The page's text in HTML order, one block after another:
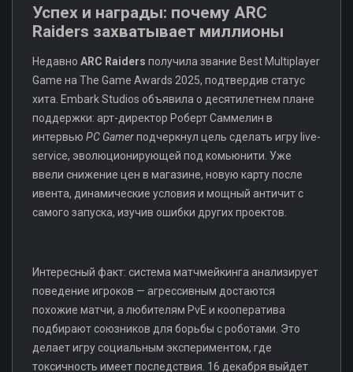
Успех и награды: почему ARC
Raiders захватывает миллионы
Недавно ARC Raiders получила звание Best Multiplayer
Game на The Game Awards 2025, подтвердив статус
хита. Embark Studios объявила о десятилетнем плане
поддержки: арт-директор Роберт Саммелин в
интервью PC Gamerподчеркнул цель сделать игру live-
service, эволюционирующей под комьюнити. Уже
ввели снижение цен в магазине, новую карту после
ивента, динамические условия и мощный античит с
самого запуска, изучив ошибки других проектов.
Интересный факт: система матчмейкинга анализирует
поведение игроков — агрессивным достаются
похожие матчи, а любителям PvE и кооператива
подбирают союзников для борьбы с роботами. Это
делает игру социальным экспериментом, где
токсичность имеет последствия. 16 декабря выйдет